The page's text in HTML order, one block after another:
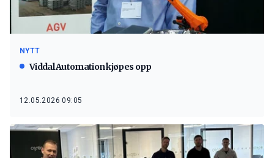
NYTT
Viddal Automation kjøpes opp
12.05.2026 09:05